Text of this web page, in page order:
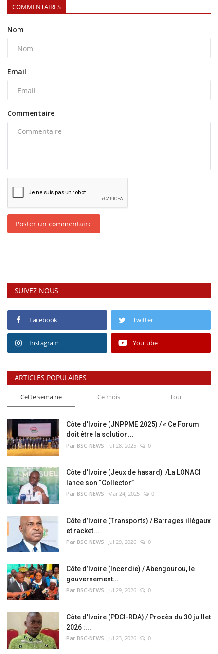
COMMENTAIRES
Nom
Email
Commentaire
Poster un commentaire
SUIVEZ NOUS
Facebook Twitter
Instagram Youtube
ARTICLES POPULAIRES
Cette semaine Ce mois Tout
Côte d’Ivoire (JNPPME 2025) / « Ce Forum
doit être la solution...
Par BSC-NEWS Jul 28, 2025 0
Côte d’Ivoire (Jeux de hasard) /La LONACI
lance son “Collector”
Par BSC-NEWS Mar 24, 2025 0
Côte d’Ivoire (Transports) / Barrages illégaux
et racket...
Par BSC-NEWS Jul 29, 2026 0
Côte d’Ivoire (Incendie) / Abengourou, le
gouvernement...
Par BSC-NEWS Jul 29, 2026 0
Côte d’Ivoire (PDCI-RDA) / Procès du 30 juillet
2026 :...
Par BSC-NEWS Jul 23, 2026 0